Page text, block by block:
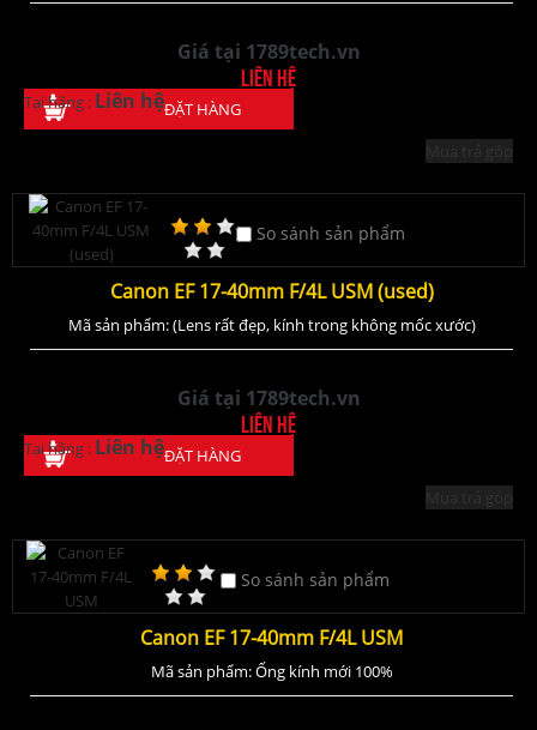
Giá tại 1789tech.vn
Liên hệ
Tại hãng : Liên hệĐẶT HÀNG
So sánh sản phẩm
Canon EF 17-40mm F/4L USM (used)
Mã sản phẩm: (Lens rất đẹp, kính trong không mốc xước)
Giá tại 1789tech.vn
Liên hệ
Tại hãng : Liên hệĐẶT HÀNG
So sánh sản phẩm
Canon EF 17-40mm F/4L USM
Mã sản phẩm: Ống kính mới 100%